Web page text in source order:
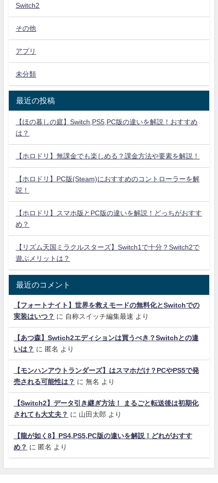
Switch2
その他
アプリ
未分類
最近の投稿
【ほの暮しの庭】Switch,PS5,PC版の違いを解説！おすすめ
は？
【ホロドリ】無課金でも楽しめる？課金方法や要素を解説！
【ホロドリ】PC版(Steam)におすすめのコントローラーを解
説！
【ホロドリ】スマホ版とPC版の違いを解説！どっちがおすす
め？
【リズム天国ミラクルスターズ】Switch1で十分？Switch2で
遊ぶメリットは？
最近のコメント
【フォートナイト】世界を救えモードの無料化とSwitchでの
実装はいつ？ に 自称スイッチ編集最速 より
【あつ森】Swtich2エディションは買うべき？Switchとの違
いは？ に 匿名 より
【モンハンアウトランダーズ】はスマホだけ？PCやPS5で発
売される可能性は？ に 無名 より
【Switch2】データ引き継ぎ方法！ まるごと転送後は初期化
されても大丈夫？ に 山田太郎 より
【龍が如く8】PS4,PS5,PC版の違いを解説！どれがおすす
め？ に 匿名 より